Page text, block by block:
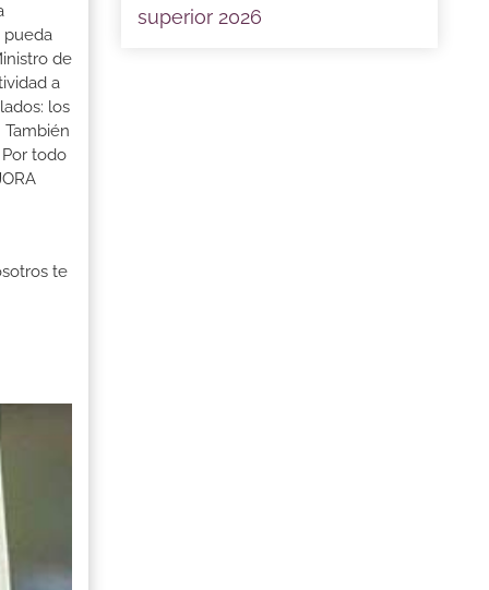
pueda
de
a
los
todo
te
superior 2026